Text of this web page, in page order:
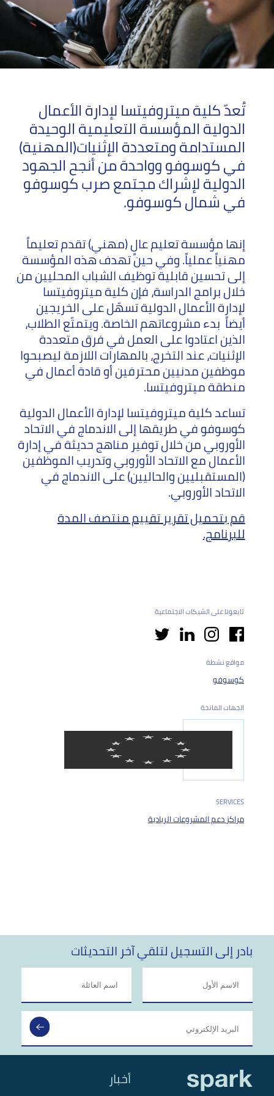
الكبرى
أوروبا
تُعدّ كلية ميتروفيتسا لإدارة الأعمال
الدولية المؤسسة التعليمية الوحيدة
المستدامة ومتعددة الإثنيات(المهنية)
في كوسوفو وواحدة من أنجح الجهود
الدولية لإشراك مجتمع صرب كوسوفو
في شمال كوسوفو.
إنها مؤسسة تعليم عالٍ (مهني) تقدم تعليماً
مهنياً عملياً. وفي حين تهدف هذه المؤسسة
إلى تحسين قابلية توظيف الشباب المحليين من
خلال برامج الدراسة، فإن كلية ميتروفيتسا
لإدارة الأعمال الدولية تسهّل على الخريجين
أيضاً بدء مشروعاتهم الخاصة. ويتمتّع الطلاب،
الذين اعتادوا على العمل في فرق متعددة
الإثنيات، عند التخرج، بالمهارات اللازمة ليصبحوا
موظفين مدنيين محترفين أو قادة أعمال في
منطقة ميتروفيتسا.
تساعد كلية ميتروفيتسا لإدارة الأعمال الدولية
كوسوفو في طريقها إلى الاندماج في الاتحاد
الأوروبي من خلال توفير مناهج حديثة في إدارة
الأعمال مع الاتحاد الأوروبي وتدريب الموظفين
(المستقبليين والحاليين) على الاندماج في
الاتحاد الأوروبي.
قم بتحميل تقرير تقييم منتصف المدة
للبرنامج.
تابعونا على الشبكات الاجتماعية
مواقع نشطة
كوسوفو
الجهات المانحة
SERVICES
مراكز دعم المشروعات الريادية
بادر إلى التسجيل لتلقي آخر التحديثات
أخبار